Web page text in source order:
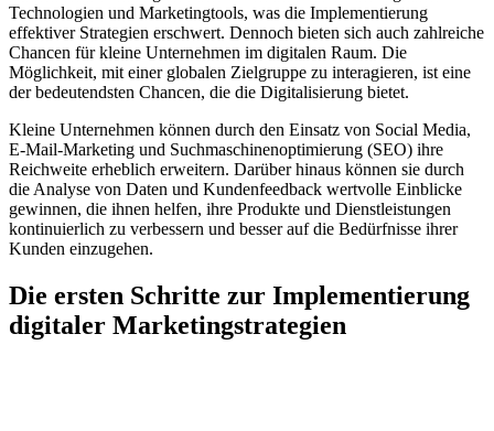
Technologien und Marketingtools, was die Implementierung
effektiver Strategien erschwert. Dennoch bieten sich auch zahlreiche
Chancen für kleine Unternehmen im digitalen Raum. Die
Möglichkeit, mit einer globalen Zielgruppe zu interagieren, ist eine
der bedeutendsten Chancen, die die Digitalisierung bietet.
Kleine Unternehmen können durch den Einsatz von Social Media,
E-Mail-Marketing und Suchmaschinenoptimierung (SEO) ihre
Reichweite erheblich erweitern. Darüber hinaus können sie durch
die Analyse von Daten und Kundenfeedback wertvolle Einblicke
gewinnen, die ihnen helfen, ihre Produkte und Dienstleistungen
kontinuierlich zu verbessern und besser auf die Bedürfnisse ihrer
Kunden einzugehen.
Die ersten Schritte zur Implementierung
digitaler Marketingstrategien